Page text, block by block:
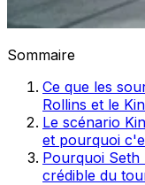
Sommaire
Ce que les
Rollins et le
Le scénario
et pourquoi
Pourquoi Seth
crédible du